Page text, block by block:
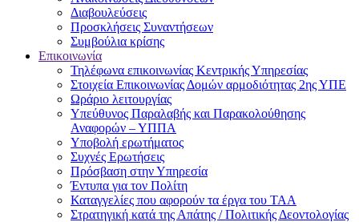
Διαβουλεύσεις
Προσκλήσεις Συναντήσεων
Συμβούλια κρίσης
Επικοινωνία
Τηλέφωνα επικοινωνίας Κεντρικής Υπηρεσίας
Στοιχεία Επικοινωνίας Δομών αρμοδιότητας 2ης ΥΠΕ
Ωράριο λειτουργίας
Υπεύθυνος Παραλαβής και Παρακολούθησης
Αναφορών – ΥΠΠΑ
Υποβολή ερωτήματος
Συχνές Ερωτήσεις
Πρόσβαση στην Υπηρεσία
Έντυπα για τον Πολίτη
Καταγγελίες που αφορούν τα έργα του ΤΑΑ
Στρατηγική κατά της Απάτης / Πολιτικής Δεοντολογίας